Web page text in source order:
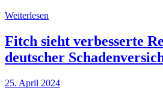
Weiterlesen
Fitch sieht verbesserte
deutscher
25. April 2024